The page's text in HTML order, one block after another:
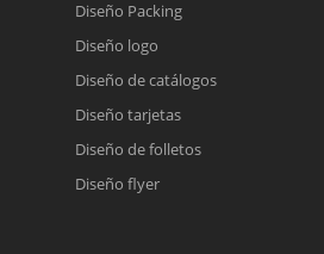
Diseño Packing
Diseño logo
Diseño de catálogos
Diseño tarjetas
Diseño de folletos
Diseño flyer